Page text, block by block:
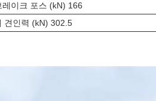
레이크 포스 (kN) 166
견인력 (kN) 302.5